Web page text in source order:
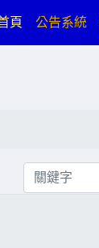
頁 (current)
公告系統